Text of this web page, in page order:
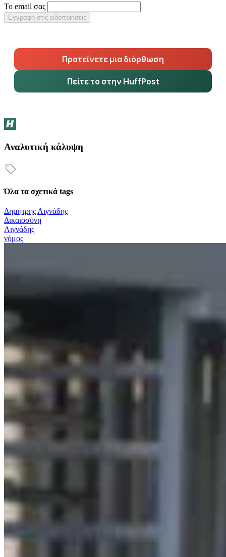
Το email σας
Εγγραφή στις ειδοποιήσεις
Προτείνετε μια διόρθωση
Πείτε το στην HuffPost
Αναλυτική κάλυψη
Όλα τα σχετικά tags
Δημήτρης Λιγνάδης
Δικαιοσύνη
Λιγνάδης
νόμος